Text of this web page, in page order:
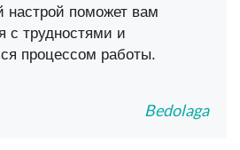
настрой поможет вам
с трудностями и
процессом работы.
Bedolaga